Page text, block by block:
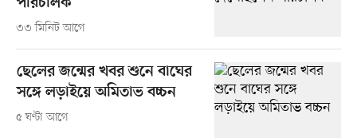
৩৩ মিনিট আগে
ছেলের জন্মের খবর শুনে বাঘের
সঙ্গে লড়াইয়ে অমিতাভ বচ্চন
৫ ঘণ্টা আগে